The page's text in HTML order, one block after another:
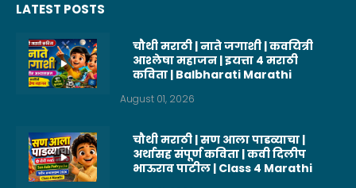
LATEST POSTS
चौथी मराठी | नाते जगाशी | कवयित्री
आश्लेषा महाजन | इयत्ता 4 मराठी
कविता | Balbharati Marathi
August 01, 2026
चौथी मराठी | सण आला पाडव्याचा |
अर्थासह संपूर्ण कविता | कवी दिलीप
भाऊराव पाटील | Class 4 Marathi